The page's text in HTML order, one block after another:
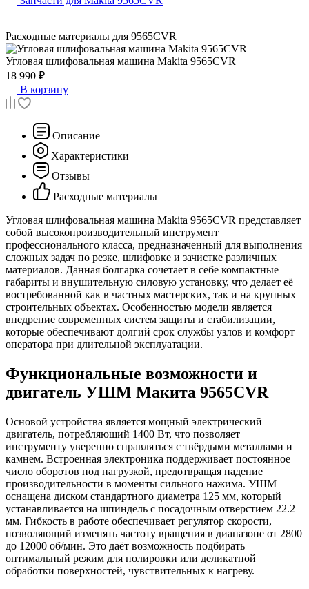
Расходные материалы для 9565CVR
Угловая шлифовальная машина Makita 9565CVR
18 990 ₽
В корзину
Описание
Характеристики
Отзывы
Расходные материалы
Угловая шлифовальная машина Makita 9565CVR представляет
собой высокопроизводительный инструмент
профессионального класса, предназначенный для выполнения
сложных задач по резке, шлифовке и зачистке различных
материалов. Данная болгарка сочетает в себе компактные
габариты и внушительную силовую установку, что делает её
востребованной как в частных мастерских, так и на крупных
строительных объектах. Особенностью модели является
внедрение современных систем защиты и стабилизации,
которые обеспечивают долгий срок службы узлов и комфорт
оператора при длительной эксплуатации.
Функциональные возможности и
двигатель УШМ Макита 9565CVR
Основой устройства является мощный электрический
двигатель, потребляющий 1400 Вт, что позволяет
инструменту уверенно справляться с твёрдыми металлами и
камнем. Встроенная электроника поддерживает постоянное
число оборотов под нагрузкой, предотвращая падение
производительности в моменты сильного нажима. УШМ
оснащена диском стандартного диаметра 125 мм, который
устанавливается на шпиндель с посадочным отверстием 22.2
мм. Гибкость в работе обеспечивает регулятор скорости,
позволяющий изменять частоту вращения в диапазоне от 2800
до 12000 об/мин. Это даёт возможность подбирать
оптимальный режим для полировки или деликатной
обработки поверхностей, чувствительных к нагреву.